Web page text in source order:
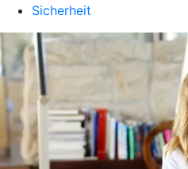
Sicherheit